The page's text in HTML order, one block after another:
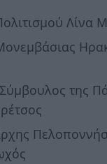
Λίνα
της